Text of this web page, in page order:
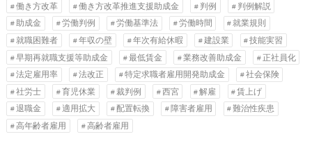
働き方改革
働き方改革推進支援助成金 判例
判例解説
助成金
労働判例 労働基準法 労働時間
就業規則
就職困難者
年収の壁 年次有給休暇 建設業
技能実習
早期再就職支援等助成金
最低賃金 業務改善助成金
正社員化
法定雇用率
法改正 特定求職者雇用開発助成金
社会保険
社労士
育児休業 裁判例 西宮 解雇
賃上げ
退職金
適用拡大 配置転換 障害者雇用
難治性疾患
高年齢者雇用
高齢者雇用